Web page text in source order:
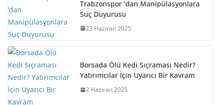
Trabzonspor ‘dan Manipülasyonlara
Suç Duyurusu
23 Haziran 2025
Borsada Ölü Kedi Sıçraması Nedir?
Yatırımcılar İçin Uyarıcı Bir Kavram
2 Haziran 2025